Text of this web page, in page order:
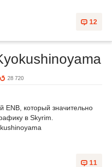
12
28 720
ENB, который значительно
в Skyrim.
11